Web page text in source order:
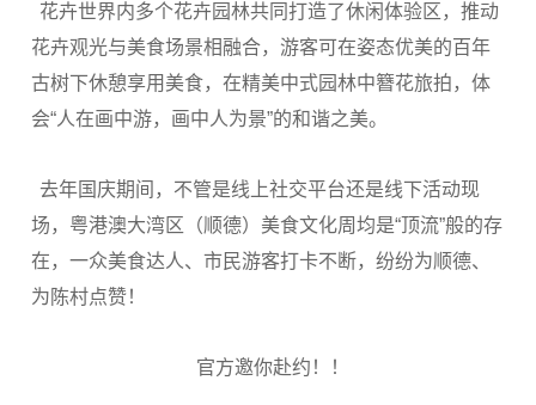
花卉世界内多个花卉园林共同打造了休闲体验区，推动
花卉观光与美食场景相融合，游客可在姿态优美的百年
古树下休憩享用美食，在精美中式园林中簪花旅拍，体
会“人在画中游，画中人为景”的和谐之美。
去年国庆期间，不管是线上社交平台还是线下活动现
场，粤港澳大湾区（顺德）美食文化周均是“顶流”般的存
在，一众美食达人、市民游客打卡不断，纷纷为顺德、
为陈村点赞！
官方邀你赴约！！